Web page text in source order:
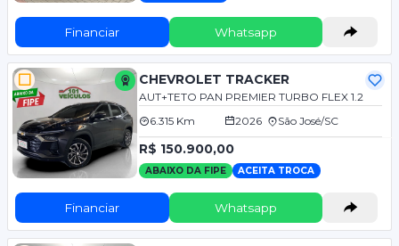
Financiar Whatsapp
CHEVROLET TRACKER
AUT+TETO PAN PREMIER TURBO FLEX 1.2
6.315 Km
2026 São José/SC
R$ 150.900,00
ABAIXO DA FIPE ACEITA TROCA
Financiar Whatsapp